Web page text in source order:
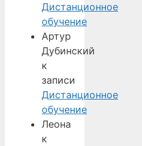
Дистанционное
обучение
Артур
Дубинский
к
записи
Дистанционное
обучение
Леона
к